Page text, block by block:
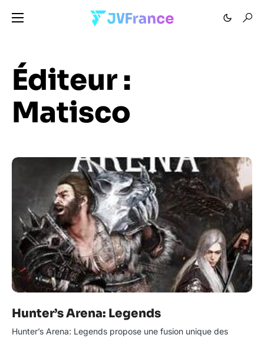
Éditeur :
Matisco
Hunter’s Arena: Legends
Hunter’s Arena: Legends propose une fusion unique des